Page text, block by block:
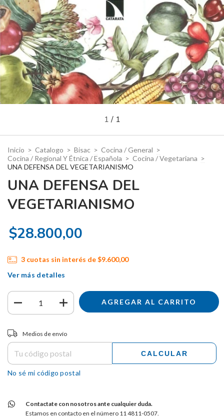
1 / 1
Inicio > Catalogo > Bisac > Cocina / General >
Cocina / Regional Y Étnica / Española > Cocina / Vegetariana >
UNA DEFENSA DEL VEGETARIANISMO
UNA DEFENSA DEL
VEGETARIANISMO
$28.800,00
3 cuotas sin interés de$9.600,00
Ver más detalles
Entregas para el CP:
Medios de envío
CALCULAR
No sé mi código postal
Contactate con nosotros ante cualquier duda.
Estamos en contacto en el número 11 4811-0507.